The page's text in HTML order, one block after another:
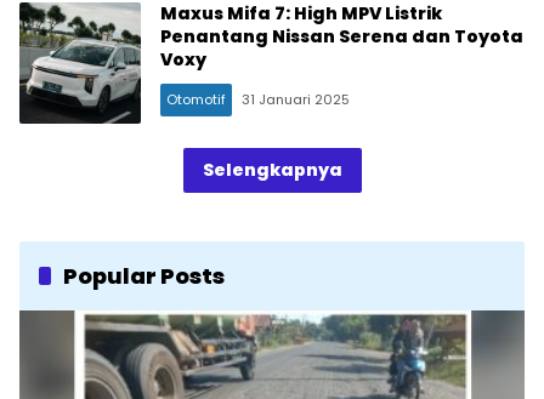
Maxus Mifa 7: High MPV Listrik
Penantang Nissan Serena dan Toyota
Voxy
Otomotif 31 Januari 2025
Selengkapnya
Popular Posts